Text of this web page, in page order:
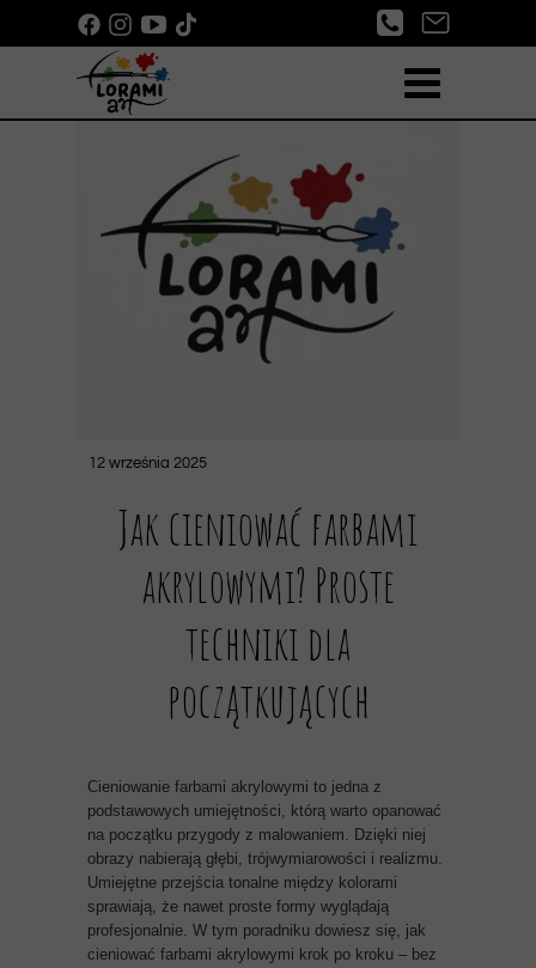
12 września 2025
Jak cieniować farbami
akrylowymi? Proste
techniki dla
początkujących
Cieniowanie farbami akrylowymi to jedna z
podstawowych umiejętności, którą warto opanować
na początku przygody z malowaniem. Dzięki niej
obrazy nabierają głębi, trójwymiarowości i realizmu.
Umiejętne przejścia tonalne między kolorami
sprawiają, że nawet proste formy wyglądają
profesjonalnie. W tym poradniku dowiesz się, jak
cieniować farbami akrylowymi krok po kroku – bez